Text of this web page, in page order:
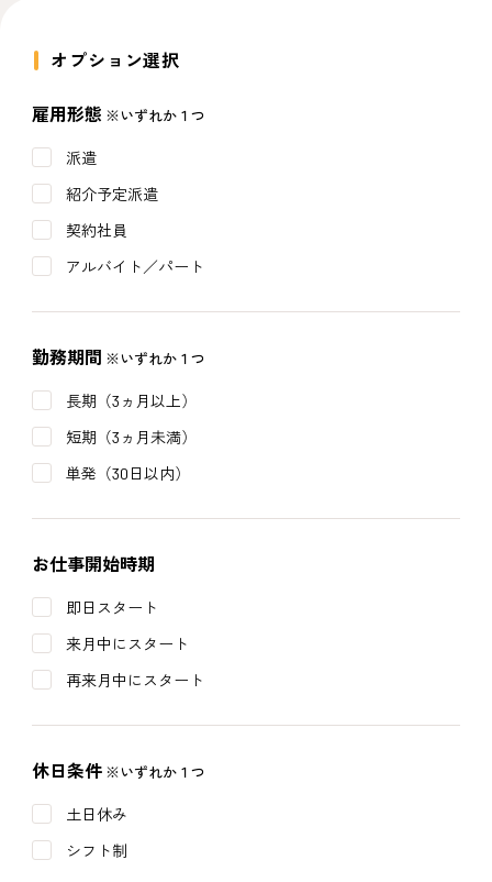
オプション選択
雇用形態 ※いずれか１つ
派遣
紹介予定派遣
契約社員
アルバイト／パート
勤務期間 ※いずれか１つ
長期（3ヵ月以上）
短期（3ヵ月未満）
単発（30日以内）
お仕事開始時期
即日スタート
来月中にスタート
再来月中にスタート
休日条件 ※いずれか１つ
土日休み
シフト制